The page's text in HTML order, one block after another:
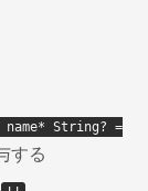
name* String? =
する